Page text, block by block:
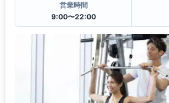
営業時間
9:00〜22:00